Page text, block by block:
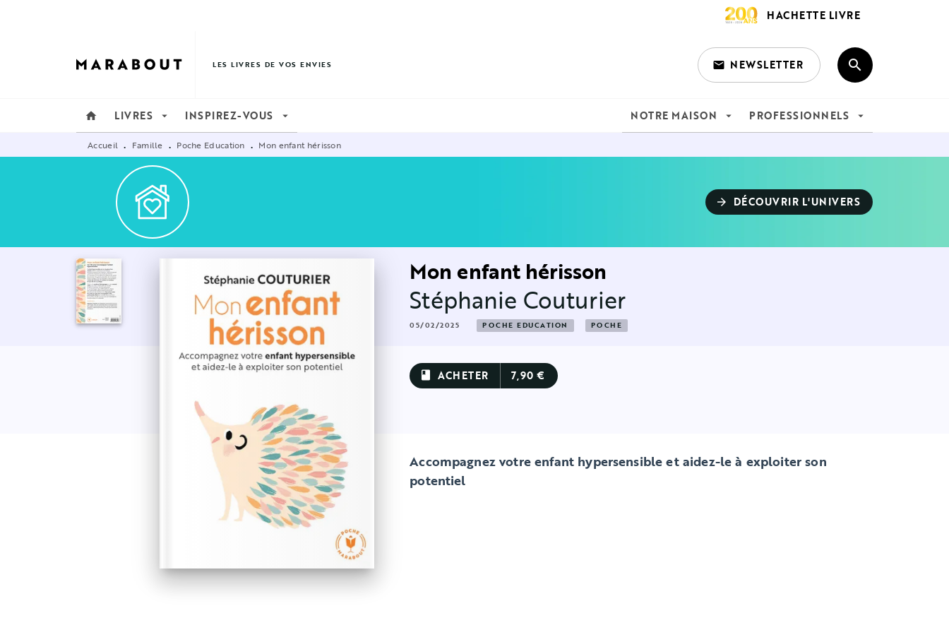
HACHETTE LIVRE
LES LIVRES DE VOS ENVIES email NEWSLETTER search
home LIVRES arrow_drop_down INSPIREZ-VOUS arrow_drop_down NOTRE MAISON arrow_drop_down PROFESSIONNELS arrow_drop_down
Accueil • Famille • Poche Education • Mon enfant hérisson
arrow_forward DÉCOUVRIR L'UNIVERS
Mon enfant hérisson
Stéphanie Couturier
05/02/2025 POCHE EDUCATION POCHE
book ACHETER 7,90 €
Accompagnez votre enfant hypersensible et aidez-le à exploiter son
potentiel